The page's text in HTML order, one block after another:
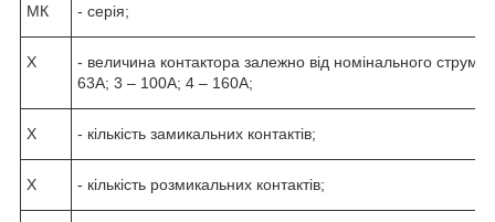
МК - серія;
X
- величина контактора залежно від номінального
63А; 3 – 100А; 4 – 160А;
X - кількість замикальних контактів;
X - кількість розмикальних контактів;